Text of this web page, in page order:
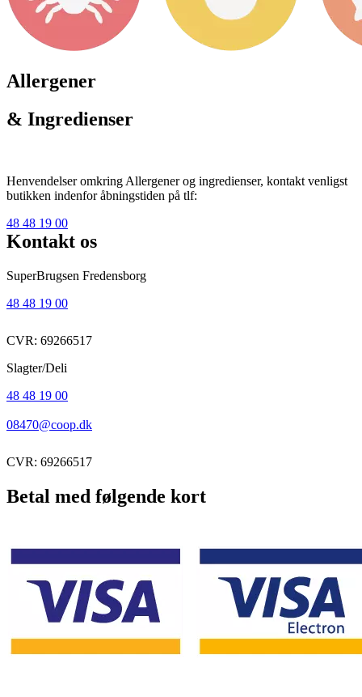
Allergener
& Ingredienser
Henvendelser omkring Allergener og ingredienser, kontakt venligst
butikken indenfor åbningstiden på tlf:
48 48 19 00
Kontakt os
SuperBrugsen Fredensborg
48 48 19 00
CVR: 69266517
Slagter/Deli
48 48 19 00
08470@coop.dk
CVR: 69266517
Betal med følgende kort